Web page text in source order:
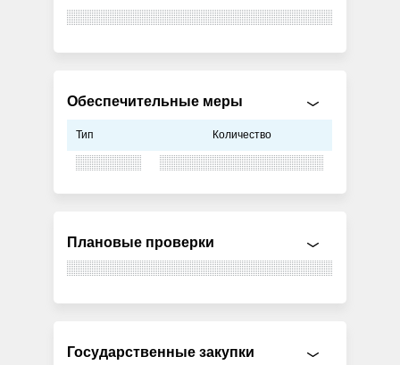
Обеспечительные меры
Тип Количество
Плановые проверки
Государственные закупки